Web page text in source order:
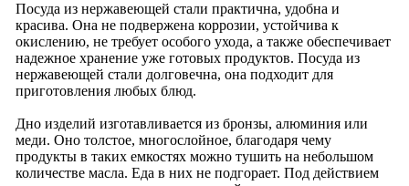
Посуда из нержавеющей стали практична, удобна и
красива. Она не подвержена коррозии, устойчива к
окислению, не требует особого ухода, а также обеспечивает
надежное хранение уже готовых продуктов. Посуда из
нержавеющей стали долговечна, она подходит для
приготовления любых блюд.
Дно изделий изготавливается из бронзы, алюминия или
меди. Оно толстое, многослойное, благодаря чему
продукты в таких емкостях можно тушить на небольшом
количестве масла. Еда в них не подгорает. Под действием